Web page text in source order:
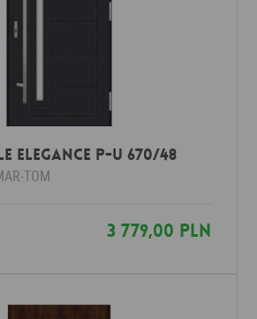
Elegance P-U 670/48
TOM
3 779,00 PLN